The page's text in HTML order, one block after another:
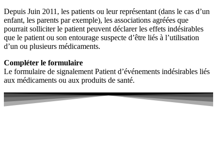
Depuis Juin 2011, les patients ou leur représentant (dans le cas d’un
enfant, les parents par exemple), les associations agréées que
pourrait solliciter le patient peuvent déclarer les effets indésirables
que le patient ou son entourage suspecte d’être liés à l’utilisation
d’un ou plusieurs médicaments.
Compléter le formulaire
Le formulaire de signalement Patient d’événements indésirables liés
aux médicaments ou aux produits de santé.